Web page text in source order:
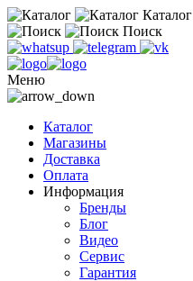
Каталог
Поиск
Меню
Каталог
Магазины
Доставка
Оплата
Информация
Бренды
Блог
Видео
Сервис
Гарантия